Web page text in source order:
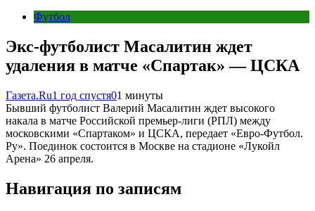
Футбол
Экс-футболист Масалитин ждет
удаления в матче «Спартак» — ЦСКА
Газета.Ru1 год спустя01 минуты
Бывший футболист Валерий Масалитин ждет высокого
накала в матче Российской премьер-лиги (РПЛ) между
московскими «Спартаком» и ЦСКА, передает «Евро-Футбол.
Ру». Поединок состоится в Москве на стадионе «Лукойл
Арена» 26 апреля.
Навигация по записям